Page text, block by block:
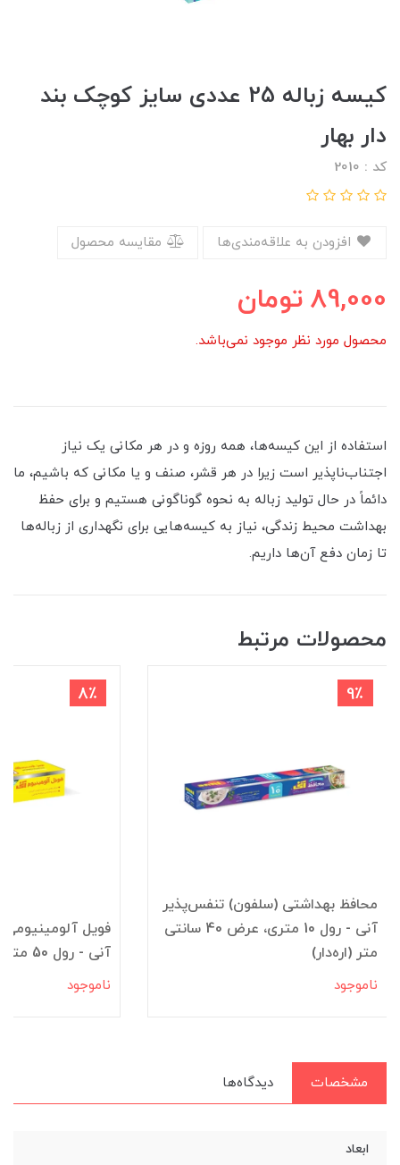
کیسه زباله 25 عددی سایز کوچک بند
دار بهار
کد : 2010
مقایسه محصول
89,000 تومان
محصول مورد نظر موجود نمی‌باشد.
استفاده از این کیسه‌ها، همه روزه و در هر مکانی یک نیاز
اجتناب‌ناپذیر است زیرا در هر قشر، صنف و یا مکانی که باشیم، ما
دائماً در حال تولید زباله به نحوه گوناگونی هستیم و برای حفظ
بهداشت محیط زندگی‌، نیاز به کیسه‌هایی برای نگهداری از زباله‌ها
تا زمان دفع آن‌ها داریم.
محصولات مرتبط
9٪
محافظ بهداشتی (سلفون) تنفس‌پذیر
آنی - رول 10 متری، عرض 40 سانتی
متر (اره‌دار)
ناموجود
8٪
آنی - رول 50 متری
ناموجود
مشخصات دیدگاه‌ها
ابعاد